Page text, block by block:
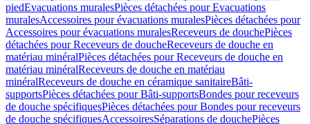
piedEvacuations muralesPièces détachées pour Evacuations
muralesAccessoires pour évacuations muralesPièces détachées pour
Accessoires pour évacuations muralesReceveurs de douchePièces
détachées pour Receveurs de doucheReceveurs de douche en
matériau minéralPièces détachées pour Receveurs de douche en
matériau minéralReceveurs de douche en matériau
minéralReceveurs de douche en céramique sanitaireBâti-
supportsPièces détachées pour Bâti-supportsBondes pour receveurs
de douche spécifiquesPièces détachées pour Bondes pour receveurs
de douche spécifiquesAccessoiresSéparations de douchePièces